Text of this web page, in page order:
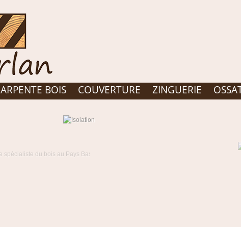
BOIS COUVERTURE ZINGUERIE